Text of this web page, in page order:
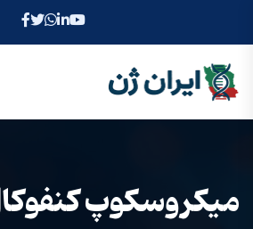
میکروسکوپ